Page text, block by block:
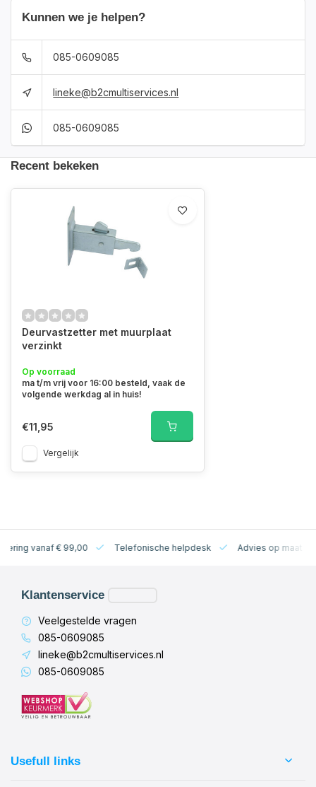
Kunnen we je helpen?
085-0609085
lineke@b2cmultiservices.nl
085-0609085
Recent bekeken
Deurvastzetter met muurplaat
verzinkt
Op voorraad
ma t/m vrij voor 16:00 besteld, vaak de
volgende werkdag al in huis!
€11,95
Vergelijk
vanaf € 99,00 Telefonische helpdesk Advies op maat
Klantenservice
Veelgestelde vragen
085-0609085
lineke@b2cmultiservices.nl
085-0609085
Usefull links